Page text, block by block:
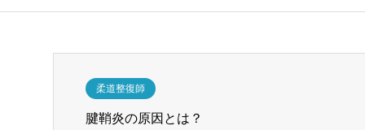
柔道整復師
腱鞘炎の原因とは？